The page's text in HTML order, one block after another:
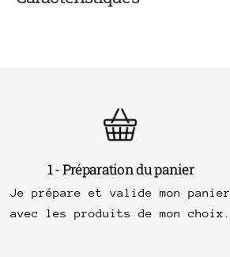
1 - Préparation du panier
Je prépare et valide mon panier
avec les produits de mon choix.